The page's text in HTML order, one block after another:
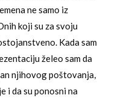
ne samo iz
koji su za svoju
Kada sam
želeo sam da
njihovog poštovanja,
i da su ponosni na